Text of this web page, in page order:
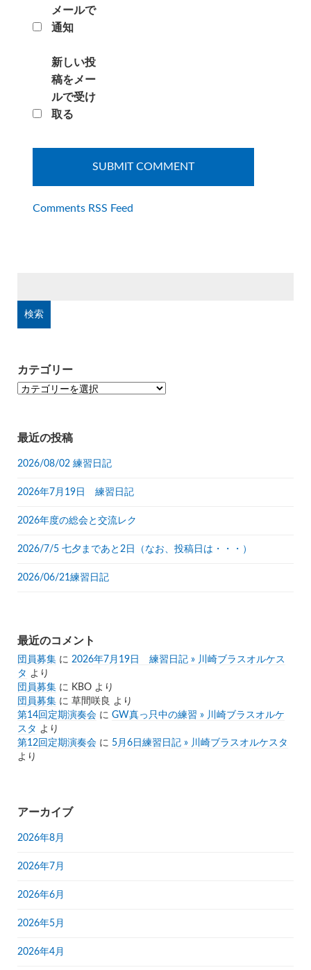
メールで
通知
新しい投
稿をメー
ルで受け
取る
Comments RSS Feed
カテゴリー
カ
ー
最近の投稿
2026/08/02 練習日記
2026年7月19日 練習日記
2026年度の総会と交流レク
2026/7/5 七夕まであと2日（なお、投稿日は・・・）
2026/06/21練習日記
最近のコメント
団員募集 に 2026年7月19日 練習日記 » 川崎ブラスオルケス
タ より
団員募集 に KBO より
団員募集 に 草間咲良 より
第14回定期演奏会 に GW真っ只中の練習 » 川崎ブラスオルケ
スタ より
第12回定期演奏会 に 5月6日練習日記 » 川崎ブラスオルケスタ
より
アーカイブ
2026年8月
2026年7月
2026年6月
2026年5月
2026年4月